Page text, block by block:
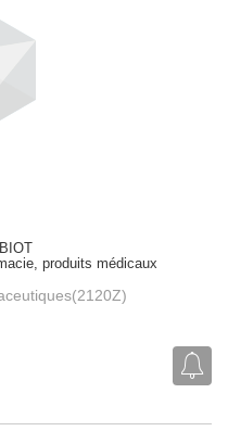
produits médicaux